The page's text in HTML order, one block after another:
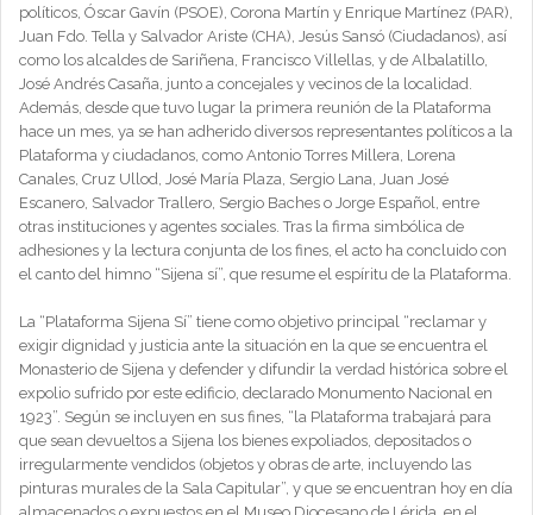
políticos, Óscar Gavín (PSOE), Corona Martín y Enrique Martínez (PAR),
Juan Fdo. Tella y Salvador Ariste (CHA), Jesús Sansó (Ciudadanos), así
como los alcaldes de Sariñena, Francisco Villellas, y de Albalatillo,
José Andrés Casaña, junto a concejales y vecinos de la localidad.
Además, desde que tuvo lugar la primera reunión de la Plataforma
hace un mes, ya se han adherido diversos representantes políticos a la
Plataforma y ciudadanos, como Antonio Torres Millera, Lorena
Canales, Cruz Ullod, José María Plaza, Sergio Lana, Juan José
Escanero, Salvador Trallero, Sergio Baches o Jorge Español, entre
otras instituciones y agentes sociales. Tras la firma simbólica de
adhesiones y la lectura conjunta de los fines, el acto ha concluido con
el canto del himno “Sijena sí”, que resume el espíritu de la Plataforma.
La “Plataforma Sijena Sí” tiene como objetivo principal “reclamar y
exigir dignidad y justicia ante la situación en la que se encuentra el
Monasterio de Sijena y defender y difundir la verdad histórica sobre el
expolio sufrido por este edificio, declarado Monumento Nacional en
1923”. Según se incluyen en sus fines, “la Plataforma trabajará para
que sean devueltos a Sijena los bienes expoliados, depositados o
irregularmente vendidos (objetos y obras de arte, incluyendo las
pinturas murales de la Sala Capitular”, y que se encuentran hoy en día